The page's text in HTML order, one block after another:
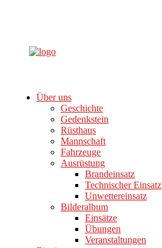
Über uns
Geschichte
Gedenkstein
Rüsthaus
Mannschaft
Fahrzeuge
Ausrüstung
Brandeinsatz
Technischer Einsatz
Unwettereinsatz
Bilderalbum
Einsätze
Übungen
Veranstaltungen